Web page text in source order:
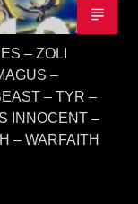
– ZOLI
–
– TYR –
INNOCENT –
– WARFAITH